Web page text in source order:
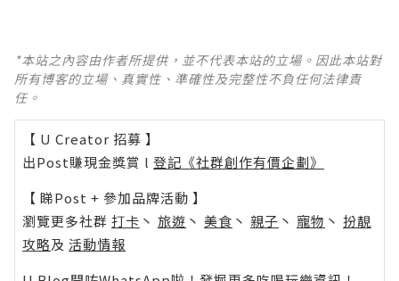
*本站之內容由作者所提供，並不代表本站的立場。因此本站對
所有博客的立場、真實性、準確性及完整性不負任何法律責
任。
【 U Creator 招募 】
出Post賺現金獎賞 l 登記《社群創作有價企劃》
【 睇Post + 參加品牌活動 】
瀏覽更多社群 打卡 丶 旅遊 丶 美食 丶 親子 丶 寵物 丶 扮靚
攻略及 活動情報